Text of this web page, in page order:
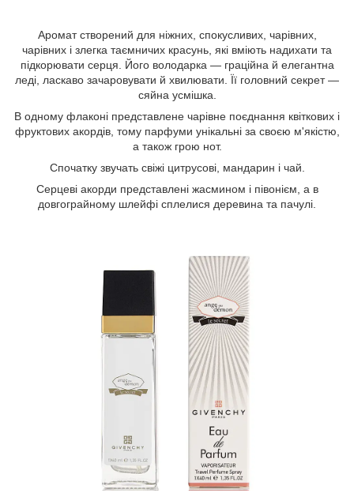
Аромат створений для ніжних, спокусливих, чарівних,
чарівних і злегка таємничих красунь, які вміють надихати та
підкорювати серця. Його володарка — граційна й елегантна
леді, ласкаво зачаровувати й хвилювати. Її головний секрет —
сяйна усмішка.
В одному флаконі представлене чарівне поєднання квіткових і
фруктових акордів, тому парфуми унікальні за своєю м'якістю,
а також грою нот.
Спочатку звучать свіжі цитрусові, мандарин і чай.
Серцеві акорди представлені жасмином і півонієм, а в
довгограйному шлейфі сплелися деревина та пачулі.